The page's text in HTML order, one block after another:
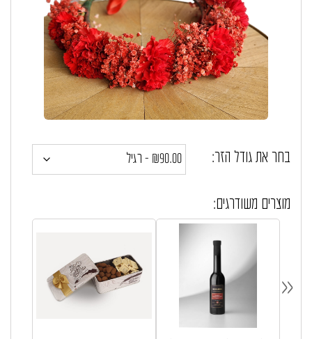
בחר את גודל הזר:
מוצרים משודרגים:
«